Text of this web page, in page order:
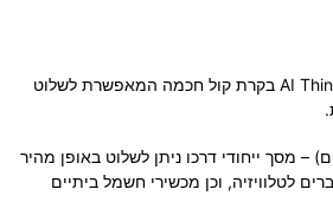
מערכת בינה מלאכותית AI ThinQ בקרת קול חכמה המאפשרת לשלוט
– מסך ייחודי דרכו ניתן לשלוט באופן מהיר
לטלוויזיה, וכן מכשירי חשמל ביתיים